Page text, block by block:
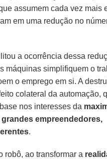
assumem cada vez mais
em uma redução no
a ocorrência dessa
máquinas simplifiquem o
o emprego em si. A
colateral da automação,
nos interesses da
empreendedores,
.
robô, ao transformar a